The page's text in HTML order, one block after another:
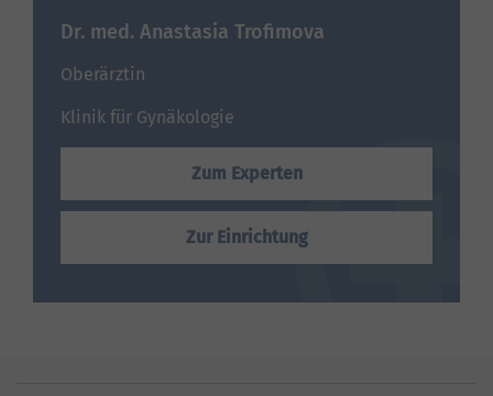
Dr. med. Anastasia Trofimova
Oberärztin
Klinik für Gynäkologie
Zum Experten
Zur Einrichtung